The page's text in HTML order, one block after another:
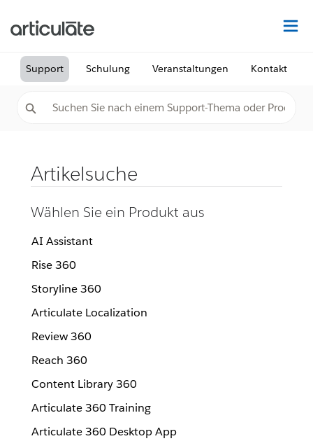
Support Schulung Veranstaltungen Kontakt
Artikelsuche
Wählen Sie ein Produkt aus
AI Assistant
Rise 360
Storyline 360
Articulate Localization
Review 360
Reach 360
Content Library 360
Articulate 360 Training
Articulate 360 Desktop App